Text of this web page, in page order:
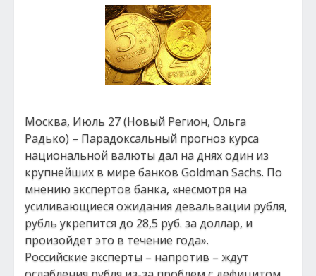
Москва, Июль 27 (Новый Регион, Ольга
Радько) – Парадоксальный прогноз курса
национальной валюты дал на днях один из
крупнейших в мире банков Goldman Sachs. По
мнению экспертов банка, «несмотря на
усиливающиеся ожидания девальвации рубля,
рубль укрепится до 28,5 руб. за доллар, и
произойдет это в течение года».
Российские эксперты – напротив – ждут